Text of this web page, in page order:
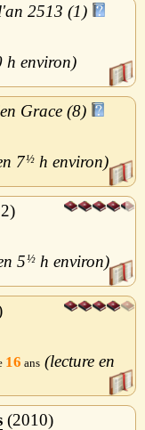
2513 (1)
h
Grace (8)
7½ h
5½ h
16
2010